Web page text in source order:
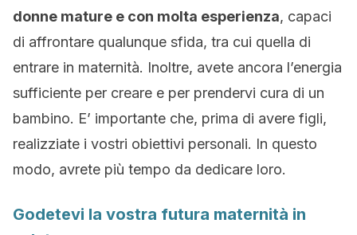
donne mature e con molta esperienza, capaci
di affrontare qualunque sfida, tra cui quella di
entrare in maternità. Inoltre, avete ancora l’energia
sufficiente per creare e per prendervi cura di un
bambino. E’ importante che, prima di avere figli,
realizziate i vostri obiettivi personali. In questo
modo, avrete più tempo da dedicare loro.
Godetevi la vostra futura maternità in